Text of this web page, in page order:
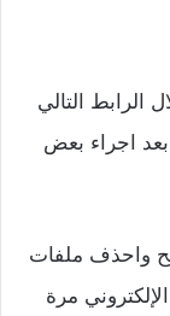
التالي
بعد اجراء بعض
واحذف ملفات
مرة